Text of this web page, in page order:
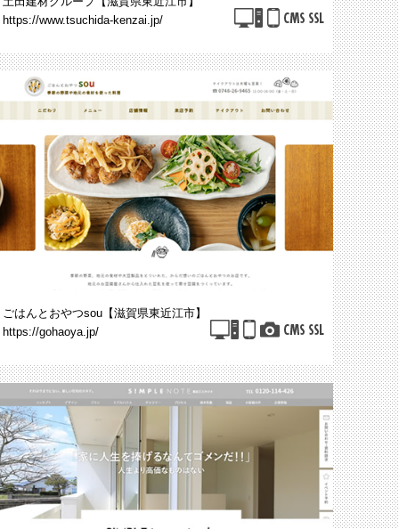
https://www.tsuchida-kenzai.jp/
ごはんとおやつsou【滋賀県東近江市】
https://gohaoya.jp/